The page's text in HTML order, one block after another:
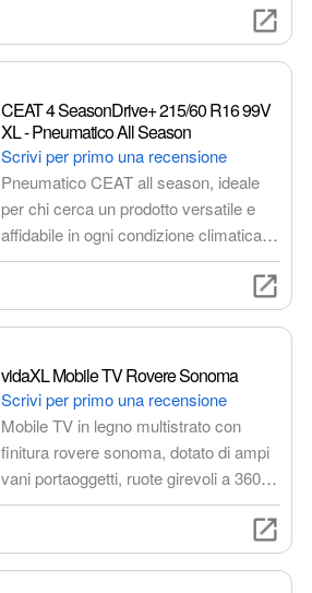
dimensioni. Con tecnologie avanzate e
un design ottimizzato, garantiscono
diverse condizioni stradali.
CEAT 4 SeasonDrive+ 215/60 R16 99V
XL - Pneumatico All Season
Scrivi per primo una recensione
Pneumatico CEAT all season, ideale
per chi cerca un prodotto versatile e
affidabile in ogni condizione climatica.
Offre buone prestazioni su asciutto,
moderate, con un occhio all'efficienza
vidaXL Mobile TV Rovere Sonoma
Scrivi per primo una recensione
Mobile TV in legno multistrato con
finitura rovere sonoma, dotato di ampi
vani portaoggetti, ruote girevoli a 360
gradi e piano d'appoggio per oggetti
decorativi. Perfetto per organizzare il
tuo spazio living con stile e praticità.